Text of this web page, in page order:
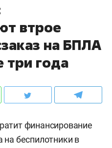
втрое
на БПЛА
три года
финансирование
на беспилотники в